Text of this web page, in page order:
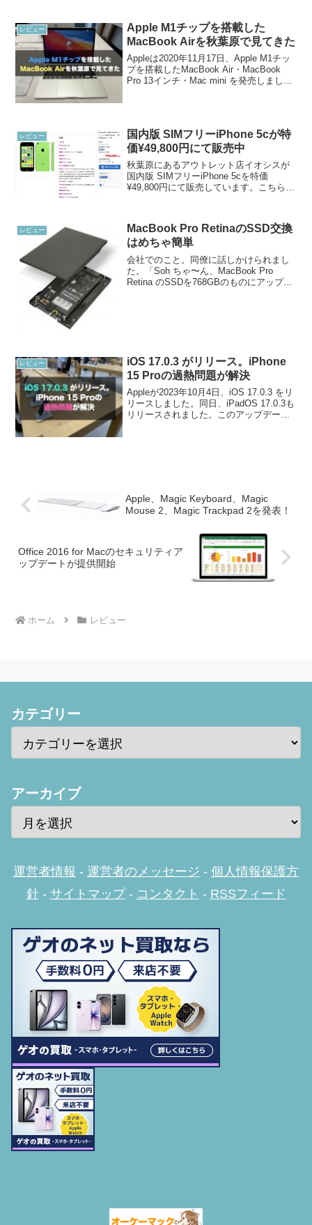
レビュー
Apple M1チップを搭載した
MacBook Airを秋葉原で見てきた
Appleは2020年11月17日、Apple M1チッ
プを搭載したMacBook Air・MacBook
Pro 13インチ・Mac mini を発売しまし
レビュー
国内版 SIMフリーiPhone 5cが特
価¥49,800円にて販売中
秋葉原にあるアウトレット店イオシスが
国内版 SIMフリーiPhone 5cを特価
¥49,800円にて販売しています。こちらは
レビュー
MacBook Pro RetinaのSSD交換
はめちゃ簡単
会社でのこと。同僚に話しかけられまし
た。「Soh ちゃ〜ん、MacBook Pro
Retina のSSDを768GBのものにアップグ
レビュー
iOS 17.0.3 がリリース。iPhone
15 Proの過熱問題が解決
Appleが2023年10月4日、iOS 17.0.3 をリ
リースしました。同日、iPadOS 17.0.3も
リリースされました。このアップデート
Apple、Magic Keyboard、Magic
Mouse 2、Magic Trackpad 2を発表！
Office 2016 for Macのセキュリティア
ップデートが提供開始
ホーム レビュー
カテゴリー
アーカイブ
運営者情報 - 運営者のメッセージ - 個人情報保護方
針- サイトマップ- コンタクト - RSSフィード